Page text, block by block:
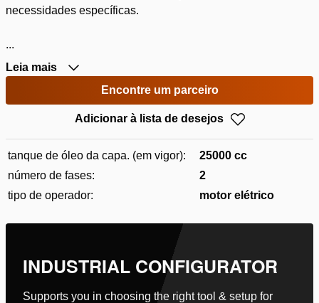
necessidades específicas.
...
Leia mais
Encontre um parceiro
Adicionar à lista de desejos
tanque de óleo da capa. (em vigor):
25000 cc
número de fases:
2
tipo de operador:
motor elétrico
INDUSTRIAL CONFIGURATOR
Supports you in choosing the right tool & setup for